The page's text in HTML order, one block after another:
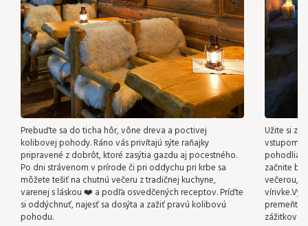
Prebuďte sa do ticha hôr, vône dreva a poctivej
kolibovej pohody. Ráno vás privítajú sýte raňajky
pripravené z dobrôt, ktoré zasýtia gazdu aj pocestného.
Po dni strávenom v prírode či pri oddychu pri krbe sa
môžete tešiť na chutnú večeru z tradičnej kuchyne,
varenej s láskou ❤️ a podľa osvedčených receptov. Príďte
si oddýchnuť, najesť sa dosýta a zažiť pravú kolibovú
pohodu.
Užite si
vstupom
pohodlia,
začnite
večerou,
premeňte
zážitkov ✨.